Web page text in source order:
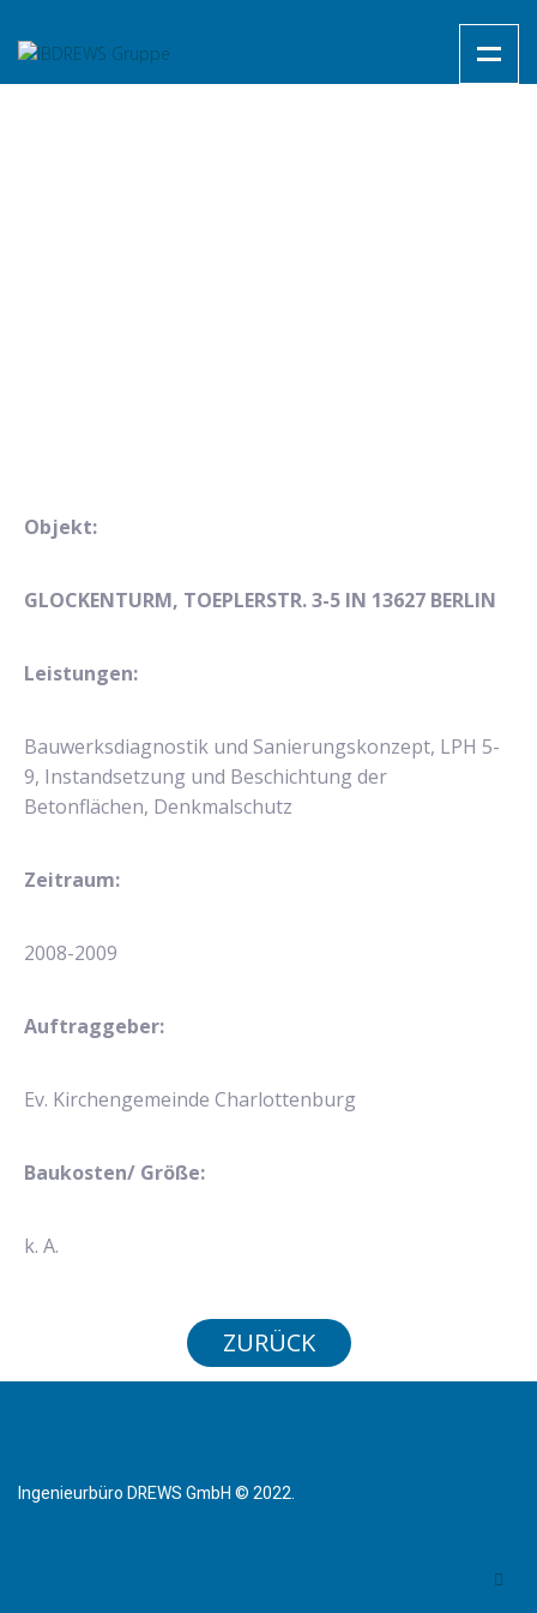
Objekt:
GLOCKENTURM, TOEPLERSTR. 3-5 IN 13627 BERLIN
Leistungen:
Bauwerksdiagnostik und Sanierungskonzept, LPH 5-
9, Instandsetzung und Beschichtung der
Betonflächen, Denkmalschutz
Zeitraum:
2008-2009
Auftraggeber:
Ev. Kirchengemeinde Charlottenburg
Baukosten/ Größe:
k. A.
ZURÜCK
Ingenieurbüro DREWS GmbH © 2022.